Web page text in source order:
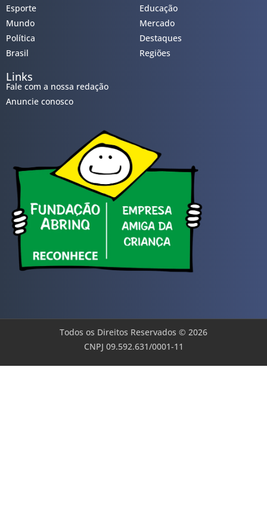
Esporte
Mundo
Política
Brasil
Educação
Mercado
Destaques
Regiões
Links
Fale com a nossa redação
Anuncie conosco
Todos os Direitos Reservados © 2026
CNPJ 09.592.631/0001-11